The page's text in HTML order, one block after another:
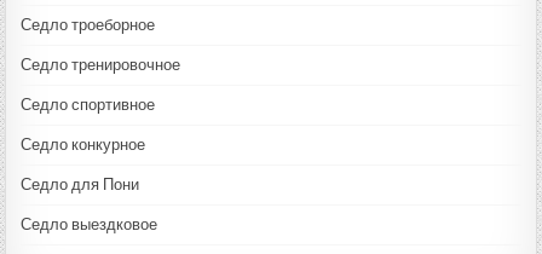
Седло троеборное
Седло тренировочное
Седло спортивное
Седло конкурное
Седло для Пони
Седло выездковое